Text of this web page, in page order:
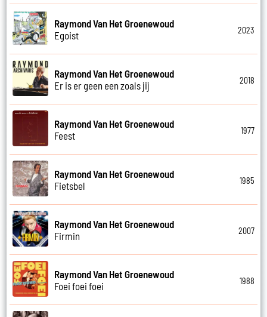
Raymond Van Het Groenewoud
Egoist
2023
Raymond Van Het Groenewoud
Er is er geen een zoals jij
2018
Raymond Van Het Groenewoud
Feest
1977
Raymond Van Het Groenewoud
Fietsbel
1985
Raymond Van Het Groenewoud
Firmin
2007
Raymond Van Het Groenewoud
Foei foei foei
1988